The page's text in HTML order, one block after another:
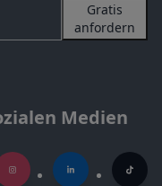
Gratis
anfordern
Medien